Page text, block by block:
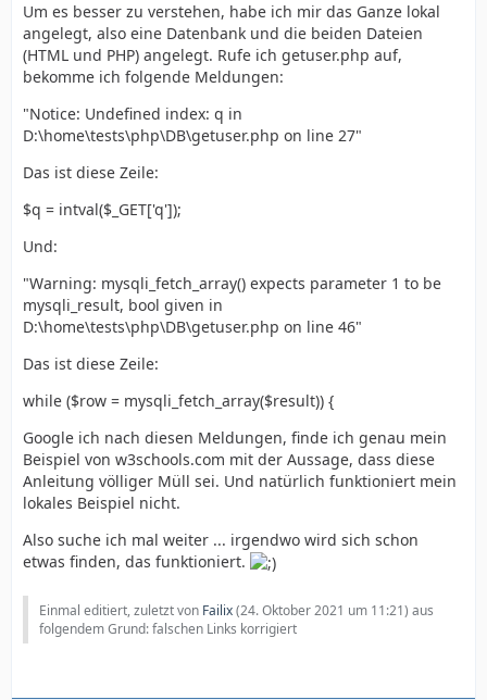
Um es besser zu verstehen, habe ich mir das Ganze lokal
angelegt, also eine Datenbank und die beiden Dateien
(HTML und PHP) angelegt. Rufe ich getuser.php auf,
bekomme ich folgende Meldungen:
"Notice: Undefined index: q in
D:\home\tests\php\DB\getuser.php on line 27"
Das ist diese Zeile:
$q = intval($_GET['q']);
Und:
"Warning: mysqli_fetch_array() expects parameter 1 to be
mysqli_result, bool given in
D:\home\tests\php\DB\getuser.php on line 46"
Das ist diese Zeile:
while ($row = mysqli_fetch_array($result)) {
Google ich nach diesen Meldungen, finde ich genau mein
Beispiel von w3schools.com mit der Aussage, dass diese
Anleitung völliger Müll sei. Und natürlich funktioniert mein
lokales Beispiel nicht.
Also suche ich mal weiter ... irgendwo wird sich schon
etwas finden, das funktioniert.
Einmal editiert, zuletzt von Failix(24. Oktober 2021 um 11:21) aus
folgendem Grund: falschen Links korrigiert